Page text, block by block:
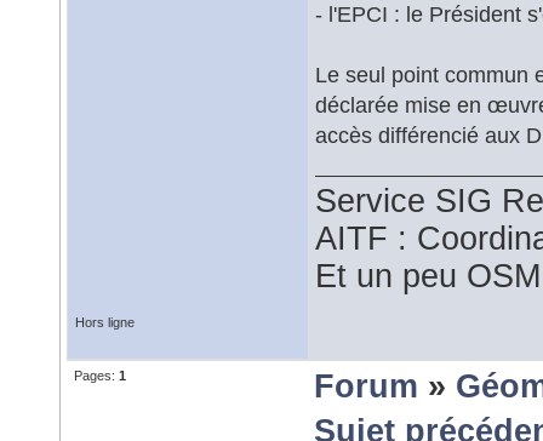
- l'EPCI : le Président
Le seul point commun
déclarée mise en
accès différencié aux
Service SIG
AITF :
Et un peu
Hors ligne
Pages: 1 Forum »
Sujet